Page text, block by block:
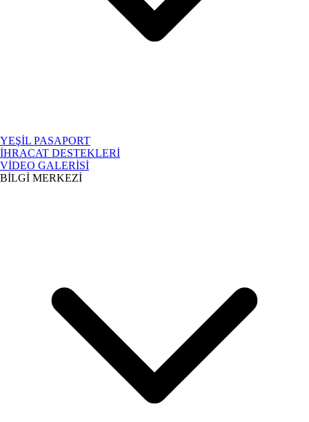
YEŞİL PASAPORT
İHRACAT DESTEKLERİ
VİDEO GALERİSİ
BİLGİ MERKEZİ